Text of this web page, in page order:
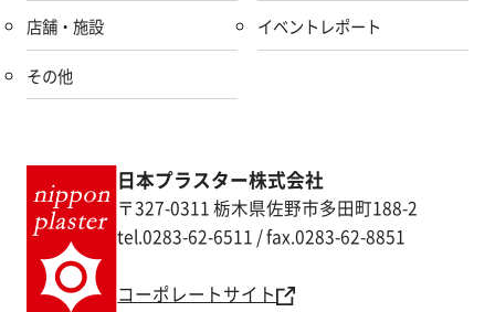
店舗・施設
その他
イベントレポート
日本プラスター株式会社
〒327-0311 栃木県佐野市多田町188-2
tel.0283-62-6511 / fax.0283-62-8851
コーポレートサイト